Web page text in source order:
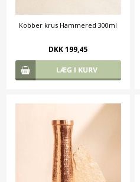
Kobber krus Hammered 300ml
DKK 199,45